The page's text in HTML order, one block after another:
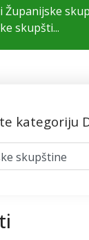
Županijske
skupšti...
kategoriju